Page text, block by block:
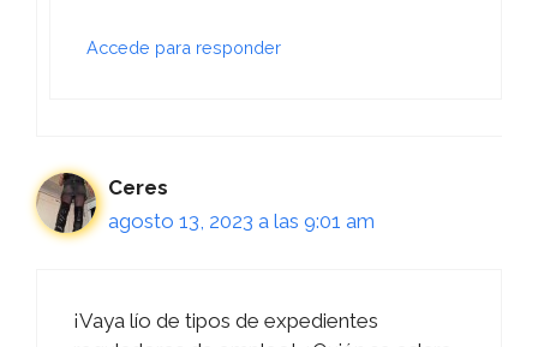
Accede para responder
Ceres
agosto 13, 2023 a las 9:01 am
¡Vaya lío de tipos de expedientes